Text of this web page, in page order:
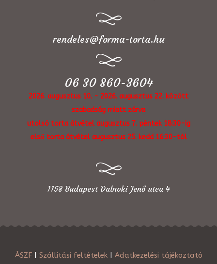
rendeles@forma-torta.hu
06 30 860-3604
2026. augusztus 10. - 2026. augusztus 22. között
szabadság miatt zárva
utolsó torta átvétel augusztus 7. péntek 18:30-ig
első torta átvétel augusztus 25. kedd 16:30-tól
1158 Budapest Dalnoki Jenő utca 4
ÁSZF| Szállítási feltételek| Adatkezelési tájékoztató